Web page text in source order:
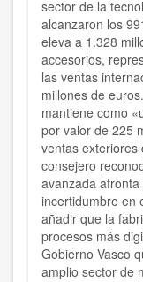
sector de la
alcanzaron los
eleva a 1.328
accesorios,
las ventas
millones de
mantiene como
por valor de 225
ventas exteriores
consejero
avanzada
incertidumbre en
añadir que la
procesos más
Gobierno Vasco
amplio sector de